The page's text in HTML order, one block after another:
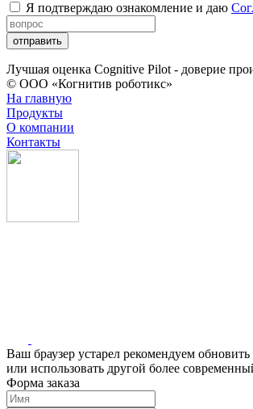
Я подтверждаю ознакомление и даю
отправить
Лучшая оценка Cognitive Pilot - доверие
© ООО «Когнитив роботикс»
На главную
Продукты
О компании
Контакты
Ваш браузер устарел рекомендуем
или использовать другой более
Форма заказа